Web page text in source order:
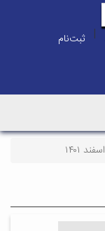
| ثبت‌نام
اسفند ۱۴۰۱